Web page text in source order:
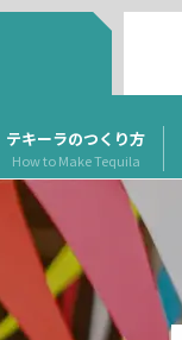
テキーラのつくり方
How to Make Tequila